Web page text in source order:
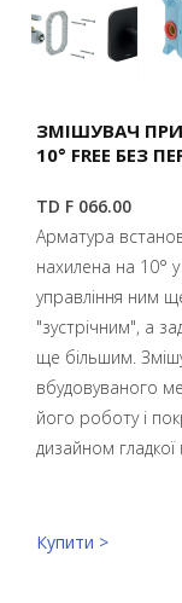
ЗМІШУВАЧ
10° FREE БЕЗ
TD F 066.00
Арматура
нахилена на 10°
управління ним
"зустрічним", а
ще більшим.
вбудовуваного
його роботу і
дизайном
Купити >